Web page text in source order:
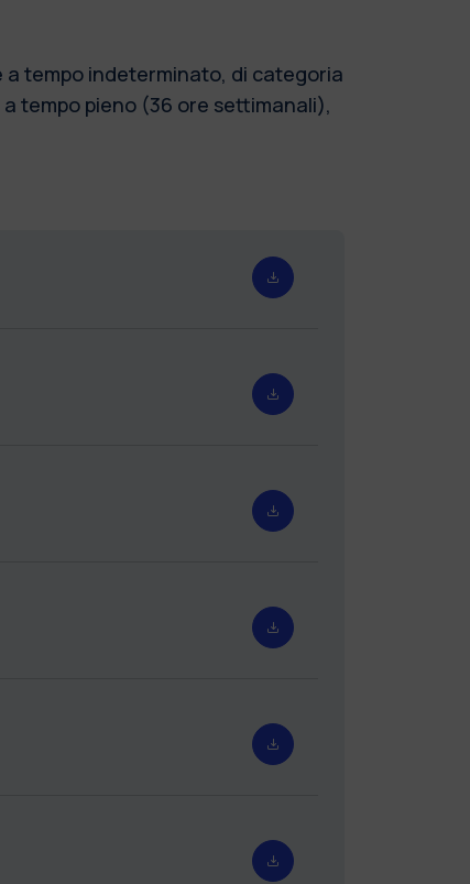
a tempo indeterminato, di categoria
tempo pieno (36 ore settimanali),